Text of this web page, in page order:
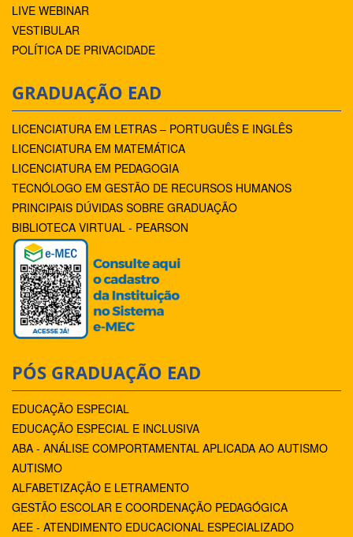
LIVE WEBINAR
VESTIBULAR
POLÍTICA DE PRIVACIDADE
GRADUAÇÃO EAD
LICENCIATURA EM LETRAS – PORTUGUÊS E INGLÊS
LICENCIATURA EM MATEMÁTICA
LICENCIATURA EM PEDAGOGIA
TECNÓLOGO EM GESTÃO DE RECURSOS HUMANOS
PRINCIPAIS DÚVIDAS SOBRE GRADUAÇÃO
BIBLIOTECA VIRTUAL - PEARSON
PÓS GRADUAÇÃO EAD
EDUCAÇÃO ESPECIAL
EDUCAÇÃO ESPECIAL E INCLUSIVA
ABA - ANÁLISE COMPORTAMENTAL APLICADA AO AUTISMO
AUTISMO
ALFABETIZAÇÃO E LETRAMENTO
GESTÃO ESCOLAR E COORDENAÇÃO PEDAGÓGICA
AEE - ATENDIMENTO EDUCACIONAL ESPECIALIZADO